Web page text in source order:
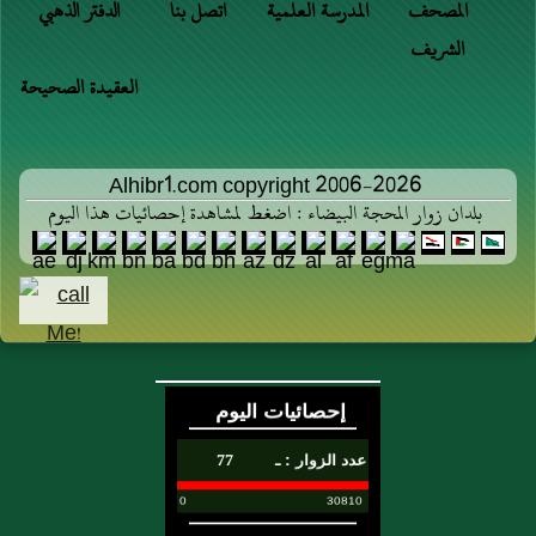
الدفتر الذهبي اتصل بنا المدرسة العلمية
المصحف
الشريف
العقيدة الصحيحة
Alhibr1.com copyright 2006-2026
بلدان زوار المحجة البيضاء : اضغط لمشاهدة إحصائيات هذا اليوم